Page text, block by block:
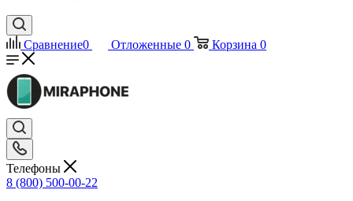
Сравнение0 Отложенные 0 Корзина 0
Телефоны
8 (800) 500-00-22